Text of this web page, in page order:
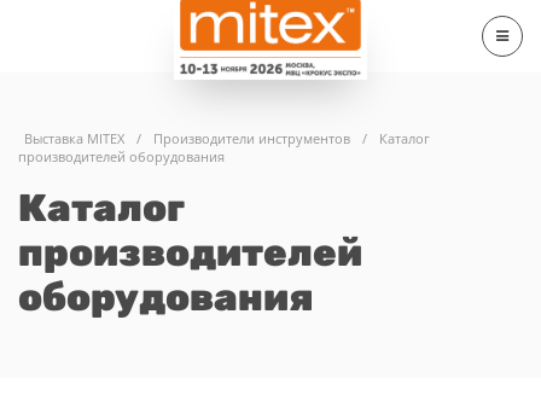
Выставка MITEX / Производители инструментов /
Каталог
производителей оборудования
Каталог
производителей
оборудования